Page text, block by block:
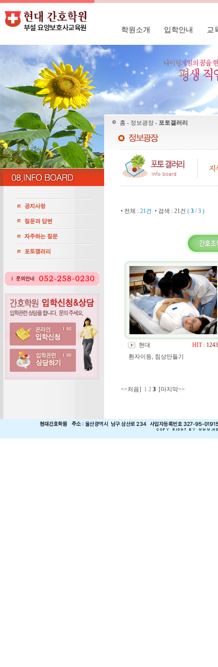
학원소개 입학안내 교
홈 - 정보광장 - 포토갤러리
• 전체 :21건• 검색 : 21건(3 / 3 )
현대 HIT: 1243
환자이동, 침상만들기
<<처음] 1 2 3 [마지막>>